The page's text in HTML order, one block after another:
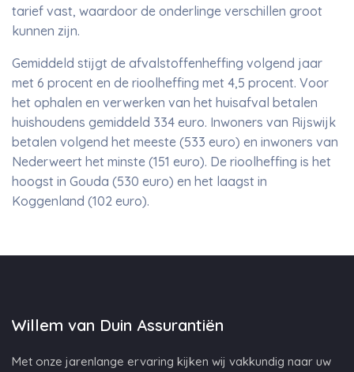
tarief vast, waardoor de onderlinge verschillen groot
kunnen zijn.
Gemiddeld stijgt de afvalstoffenheffing volgend jaar
met 6 procent en de rioolheffing met 4,5 procent. Voor
het ophalen en verwerken van het huisafval betalen
huishoudens gemiddeld 334 euro. Inwoners van Rijswijk
betalen volgend het meeste (533 euro) en inwoners van
Nederweert het minste (151 euro). De rioolheffing is het
hoogst in Gouda (530 euro) en het laagst in
Koggenland (102 euro).
Willem van Duin Assurantiën
Met onze jarenlange ervaring kijken wij vakkundig naar uw